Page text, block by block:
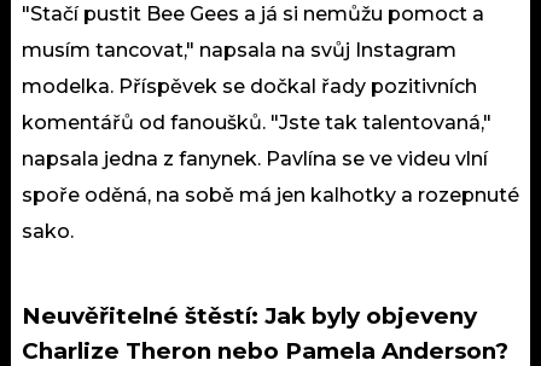
"Stačí pustit Bee Gees a já si nemůžu pomoct a
musím tancovat," napsala na svůj Instagram
modelka. Příspěvek se dočkal řady pozitivních
komentářů od fanoušků. "Jste tak talentovaná,"
napsala jedna z fanynek. Pavlína se ve videu vlní
spoře oděná, na sobě má jen kalhotky a rozepnuté
sako.
Neuvěřitelné štěstí: Jak byly objeveny
Charlize Theron nebo Pamela Anderson?